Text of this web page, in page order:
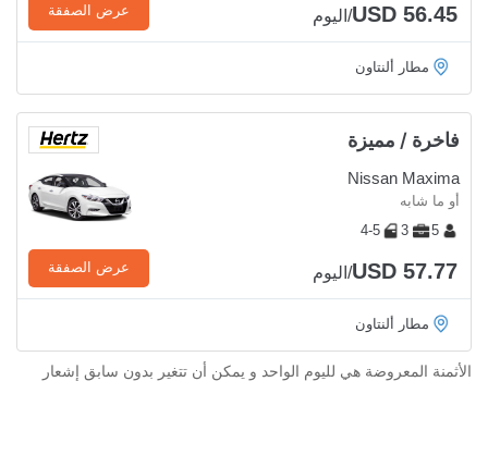
USD 56.45/اليوم عرض الصفقة
مطار ألنتاون
فاخرة / مميزة
Nissan Maxima
أو ما شابه
5
3
4-5
USD 57.77/اليوم عرض الصفقة
مطار ألنتاون
الأثمنة المعروضة هي لليوم الواحد و يمكن أن تتغير بدون سابق إشعار